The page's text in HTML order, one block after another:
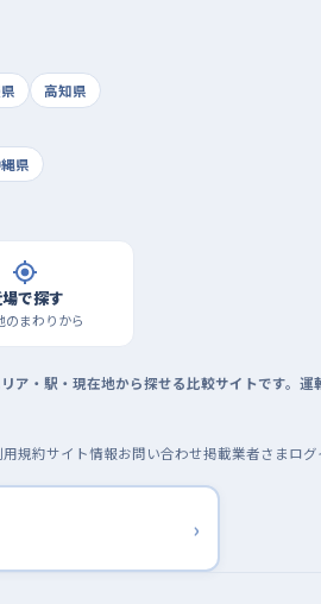
高知県
県
で探す
のまわりから
・駅・現在地から探せる比較サイトです。
用規約サイト情報お問い合わせ掲載業者さまログ
›